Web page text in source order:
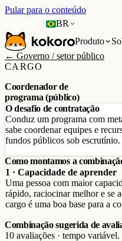
Pular para o conteúdo
BR
Produto
← Governo / setor público
CARGO
Coordenador de
programa (público)
O desafio de contratação
Conduz um programa com
sabe coordenar equipes e
fundos públicos sob escrutínio.
Como montamos a
1 · Capacidade de aprender
Uma pessoa com maior
rápido, raciocinar melhor e se
cargo é uma boa base para a
Combinação sugerida de
10 avaliações · tempo